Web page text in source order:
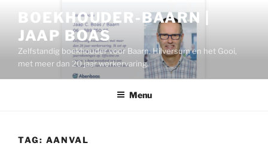
inhoud
BOEKHOUDER-BAARN |
JAAP BOAS
Zelfstandig boekhouder voor Baarn, Hilversum en het Gooi,
met meer dan 20 jaar werkervaring.
Menu
TAG: AANVAL